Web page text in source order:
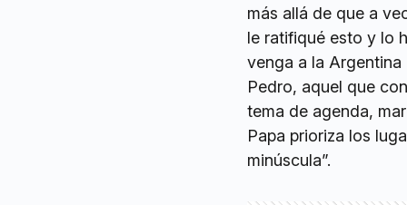
más allá de que a
le ratifiqué esto y lo
venga a la
Pedro, aquel que
tema de agenda,
Papa prioriza los
minúscula”.